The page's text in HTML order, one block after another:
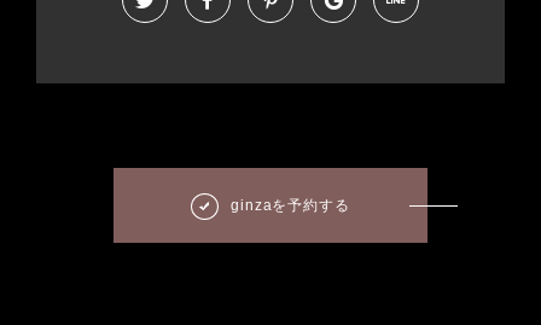
ginzaを予約する